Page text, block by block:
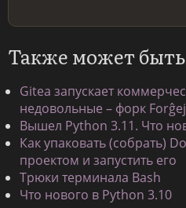
Также может
Gitea запускает
недовольные – форк
Вышел Python 3.11. Что
Как упаковать (собрать)
проектом и запустить его
Трюки терминала Bash
Что нового в Python 3.10